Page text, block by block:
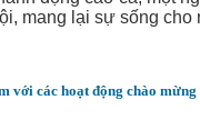
mang lại sự sống
với các hoạt động chào